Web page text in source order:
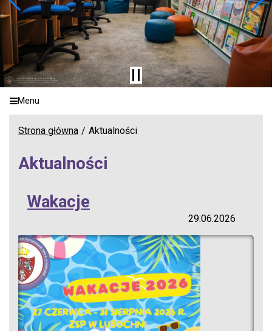
Menu
Strona główna Aktualności
Aktualności
Wakacje
29.06.2026